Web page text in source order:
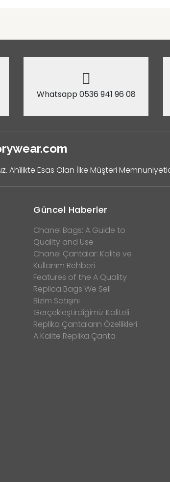
Whatsapp 0536 941 96 08
Ahîlikte Esas Olan İlke Müşteri
Güncel Haberler
Chanel Bags: A Guide to
Quality and Use
Chanel Çantalar: Kalite ve
Kullanım Rehberi
Features of the A Quality
Replica Bags We Sell
Bizim Satışını
Gerçekleştirdiğimiz Kaliteli
Replika Çantaların Özellikleri
A Kalite Replika Çanta